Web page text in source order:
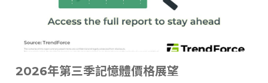
2026年第三季記憶體價格展望